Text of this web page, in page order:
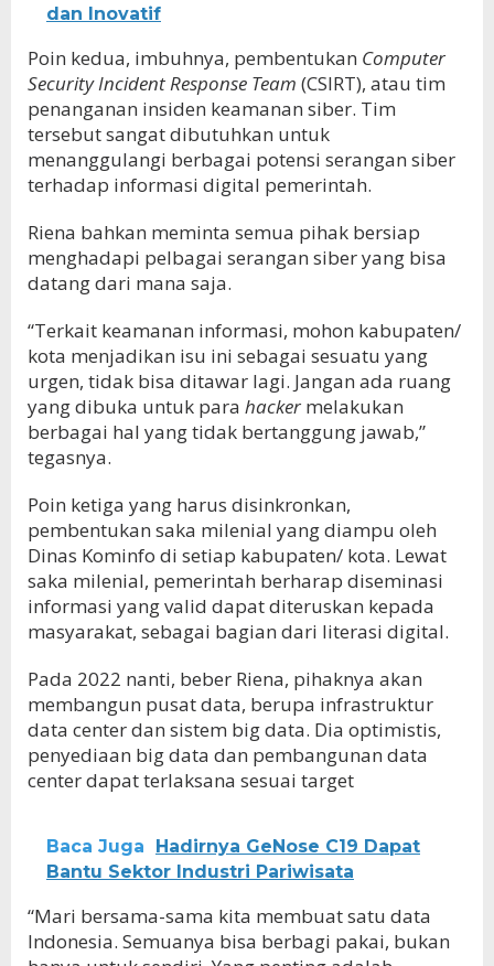
dan Inovatif
Poin kedua, imbuhnya, pembentukan Computer
Security Incident Response Team (CSIRT), atau tim
penanganan insiden keamanan siber. Tim
tersebut sangat dibutuhkan untuk
menanggulangi berbagai potensi serangan siber
terhadap informasi digital pemerintah.
Riena bahkan meminta semua pihak bersiap
menghadapi pelbagai serangan siber yang bisa
datang dari mana saja.
“Terkait keamanan informasi, mohon kabupaten/
kota menjadikan isu ini sebagai sesuatu yang
urgen, tidak bisa ditawar lagi. Jangan ada ruang
yang dibuka untuk para hacker melakukan
berbagai hal yang tidak bertanggung jawab,”
tegasnya.
Poin ketiga yang harus disinkronkan,
pembentukan saka milenial yang diampu oleh
Dinas Kominfo di setiap kabupaten/ kota. Lewat
saka milenial, pemerintah berharap diseminasi
informasi yang valid dapat diteruskan kepada
masyarakat, sebagai bagian dari literasi digital.
Pada 2022 nanti, beber Riena, pihaknya akan
membangun pusat data, berupa infrastruktur
data center dan sistem big data. Dia optimistis,
penyediaan big data dan pembangunan data
center dapat terlaksana sesuai target
Baca Juga
Hadirnya GeNose C19 Dapat
Bantu Sektor Industri Pariwisata
“Mari bersama-sama kita membuat satu data
Indonesia. Semuanya bisa berbagi pakai, bukan